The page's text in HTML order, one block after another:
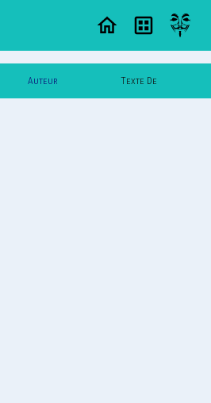
Auteur Texte De